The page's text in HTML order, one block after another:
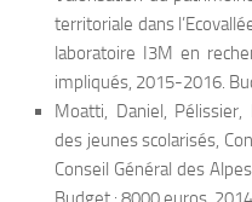
territoriale dans
laboratoire I3M en
impliqués, 2015-2016.
Moatti, Daniel, Pélissier,
des jeunes scolarisés,
Conseil Général des